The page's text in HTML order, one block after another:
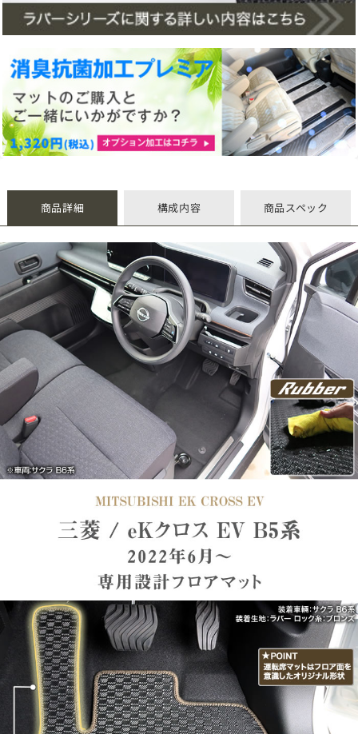
商品詳細 構成内容 商品スペック